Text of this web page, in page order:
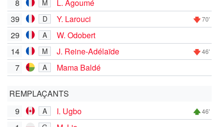
8
M
L. Agoumé
39
D Y. Larouci 70'
29 A
W. Odobert
14
M J. Reine-Adélaïde 46'
7 A Mama Baldé
REMPLAÇANTS
9
A I. Ugbo 46'